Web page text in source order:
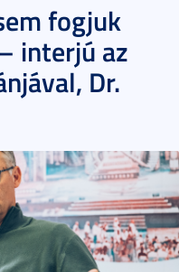
fogjuk
interjú az
Dr.